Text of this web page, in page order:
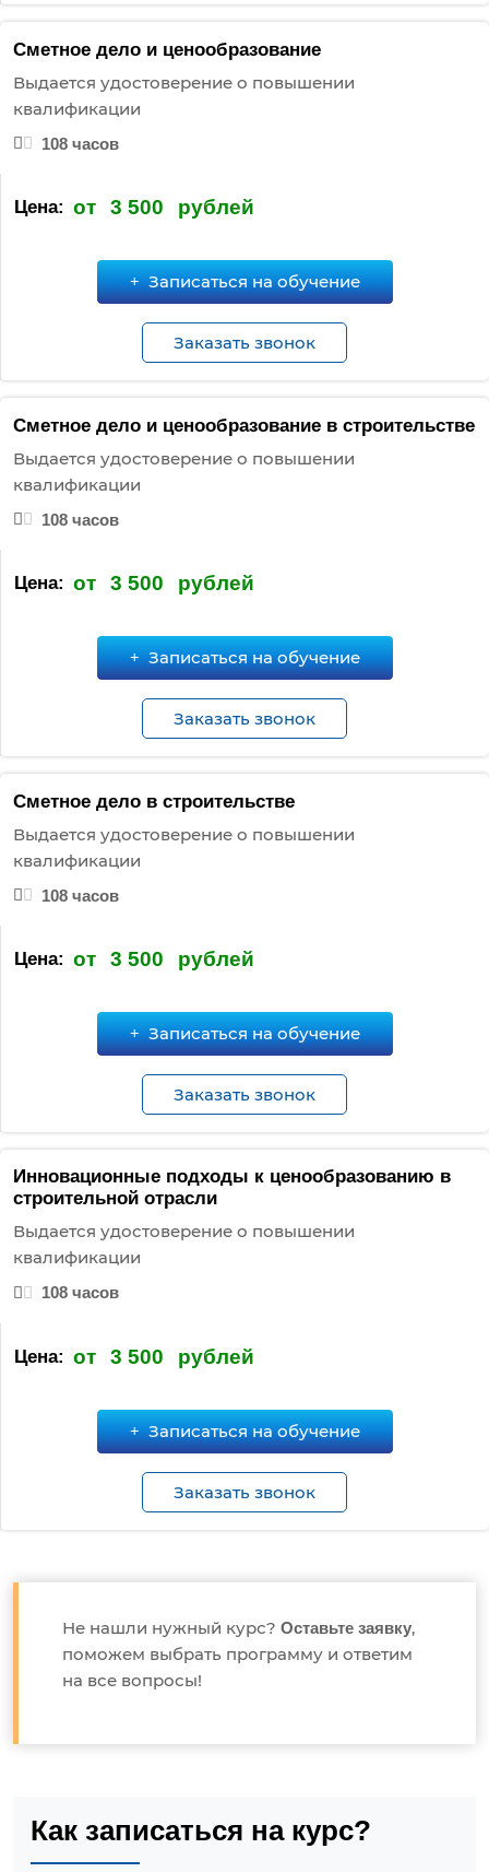
Сметное дело и ценообразование
Выдается удостоверение о повышении
квалификации
108 часов
Цена: от 3 500 рублей
Записаться на обучение
Заказать звонок
Сметное дело и ценообразование в строительстве
Выдается удостоверение о повышении
квалификации
108 часов
Цена: от 3 500 рублей
Записаться на обучение
Заказать звонок
Сметное дело в строительстве
Выдается удостоверение о повышении
квалификации
108 часов
Цена: от 3 500 рублей
Записаться на обучение
Заказать звонок
Инновационные подходы к ценообразованию в
строительной отрасли
Выдается удостоверение о повышении
квалификации
108 часов
Цена: от 3 500 рублей
Записаться на обучение
Заказать звонок
Не нашли нужный курс? Оставьте заявку,
поможем выбрать программу и ответим
на все вопросы!
Как записаться на курс?